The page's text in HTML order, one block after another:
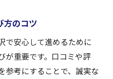
方のコツ
で安心して進めるために
が重要です。口コミや評
参考にすることで、誠実な